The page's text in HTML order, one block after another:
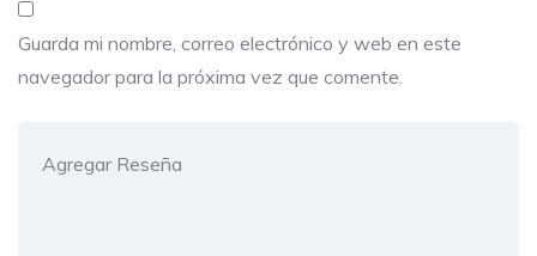
Guarda mi nombre, correo electrónico y web en este
navegador para la próxima vez que comente.